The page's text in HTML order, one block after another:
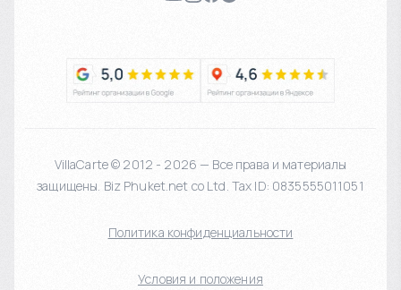
VillaCarte © 2012 - 2026 — Все права и материалы
защищены. Biz Phuket.net co Ltd. Tax ID: 0835555011051
Политика конфиденциальности
Условия и положения